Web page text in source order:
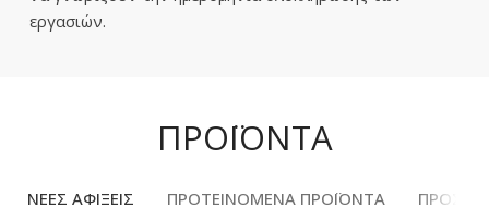
εργασιών.
ΠΡΟΪΟΝΤΑ
ΝΕΕΣ ΑΦΙΞΕΙΣ ΠΡΟΤΕΙΝΟΜΕΝΑ ΠΡΟΪΟΝΤΑ